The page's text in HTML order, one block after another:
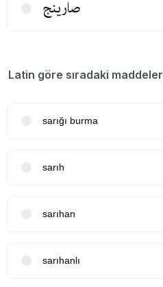
صارینج
Latin göre sıradaki maddeler
sarığı burma
sarıh
sarıhan
sarıhanlı